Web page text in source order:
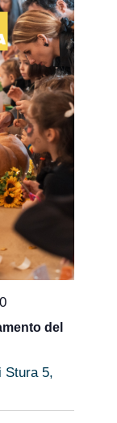
del
Stura 5,